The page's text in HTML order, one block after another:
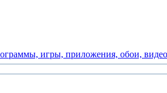
игры, приложения, обои, видео